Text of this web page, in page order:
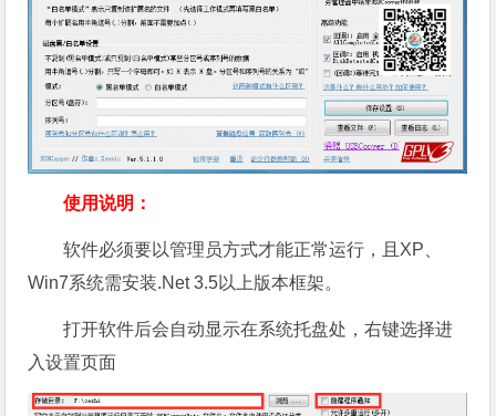
使用说明：
软件必须要以管理员方式才能正常运行，且XP、
Win7系统需安装.Net 3.5以上版本框架。
打开软件后会自动显示在系统托盘处，右键选择进
入设置页面